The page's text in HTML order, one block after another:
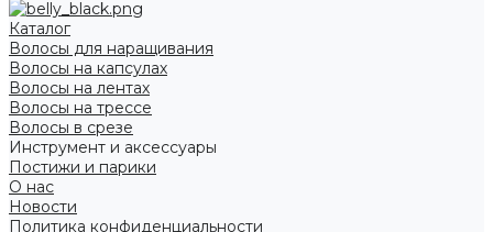
Каталог
Волосы для наращивания
Волосы на капсулах
Волосы на лентах
Волосы на трессе
Волосы в срезе
Инструмент и аксессуары
Постижи и парики
О нас
Новости
Политика конфиденциальности